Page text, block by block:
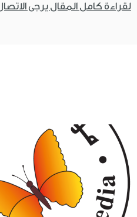
لقراءة كامل المقال يرجى